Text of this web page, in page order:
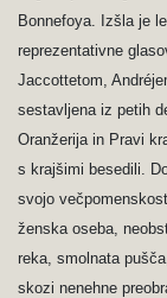
Bonnefoya. Izšla je
reprezentativne
Jaccottetom,
sestavljena iz petih
Oranžerija in Pravi
s krajšimi besedili.
svojo
ženska oseba,
reka, smolnata
skozi nenehne